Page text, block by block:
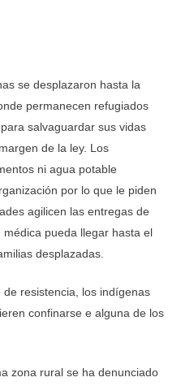
se desplazaron hasta la
permanecen refugiados
salvaguardar sus vidas
de la ley. Los
ni agua potable
por lo que le piden
agilicen las entregas de
pueda llegar hasta el
desplazadas.
resistencia, los indígenas
confinarse e alguna de los
zona rural se ha denunciado